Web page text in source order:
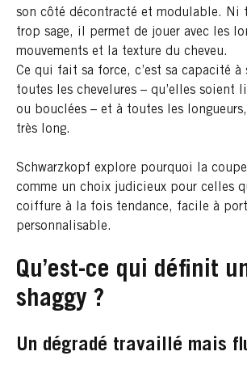
son côté décontracté et modulable. Ni
trop sage, il permet de jouer avec les
mouvements et la texture du cheveu.
Ce qui fait sa force, c’est sa capacité à
toutes les chevelures – qu’elles soient
ou bouclées – et à toutes les
très long.
Schwarzkopf explore pourquoi la coupe
comme un choix judicieux pour celles
coiffure à la fois tendance, facile à
personnalisable.
Qu’est-ce qui définit
shaggy ?
Un dégradé travaillé mais